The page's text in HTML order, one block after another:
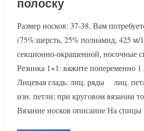
полоску
Размер носков: 37-38. Вам
(75% шерсть, 25% полиамид, 425 м/
секционно-окрашенной, носочные
Резинка 1×1: вяжите попеременно
Лицевая гладь: лиц. ряды лиц.
изн. петли; при круговом вязании
Вязание носков описание На